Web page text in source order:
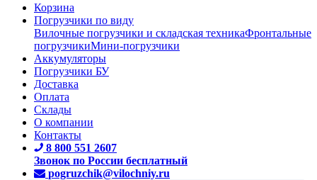
Корзина
Погрузчики по виду
Вилочные погрузчики и складская техникаФронтальные
погрузчикиМини-погрузчики
Аккумуляторы
Погрузчики БУ
Доставка
Оплата
Склады
О компании
Контакты
8 800 551 2607
Звонок по России бесплатный
pogruzchik@vilochniy.ru